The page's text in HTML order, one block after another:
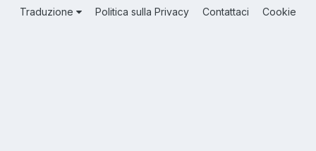
Traduzione Politica sulla Privacy Contattaci Cookie